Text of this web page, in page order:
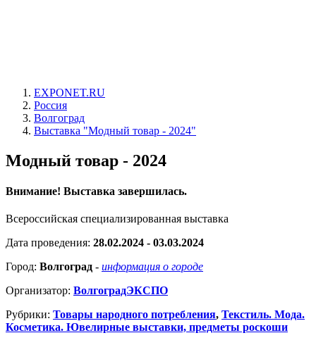
EXPONET.RU
Россия
Волгоград
Выставка "Модный товар - 2024"
Модный товар - 2024
Внимание! Выставка завершилась.
Всероссийская специализированная выставка
Дата проведения: 28.02.2024 - 03.03.2024
Город: Волгоград - информация о городе
Организатор: ВолгоградЭКСПО
Рубрики: Товары народного потребления, Текстиль. Мода.
Косметика. Ювелирные выставки, предметы роскоши